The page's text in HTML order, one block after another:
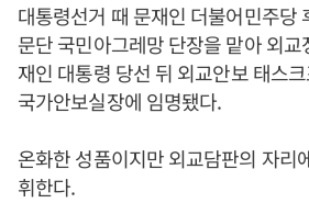
대통령선거 때 문재인 더불어민주당
문단 국민아그레망 단장을 맡아 외
재인 대통령 당선 뒤 외교안보 태스
국가안보실장에 임명됐다.
온화한 성품이지만 외교담판의 자리
휘한다.